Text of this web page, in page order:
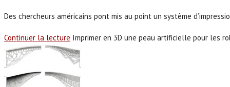
Des chercheurs américains pont mis au point un système
Continuer la lecture Imprimer en 3D une peau artificielle pour les